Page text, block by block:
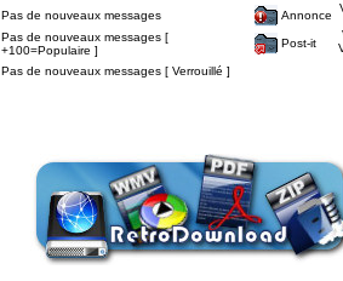
Pas de nouveaux messages
Annonce
Pas de nouveaux messages [
+100=Populaire ]
Post-it
Pas de nouveaux messages [ Verrouillé ]